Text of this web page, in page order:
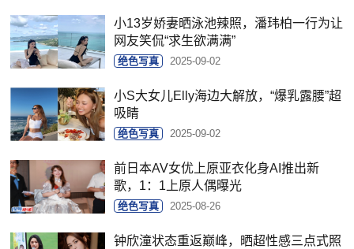
小13岁娇妻晒泳池辣照，潘玮柏一行为让
网友笑侃“求生欲满满”
绝色写真 2025-09-02
小S大女儿Elly海边大解放，“爆乳露腰”超
吸睛
绝色写真 2025-09-02
前日本AV女优上原亚衣化身AI推出新
歌，1：1上原人偶曝光
绝色写真 2025-08-26
钟欣潼状态重返巅峰，晒超性感三点式照